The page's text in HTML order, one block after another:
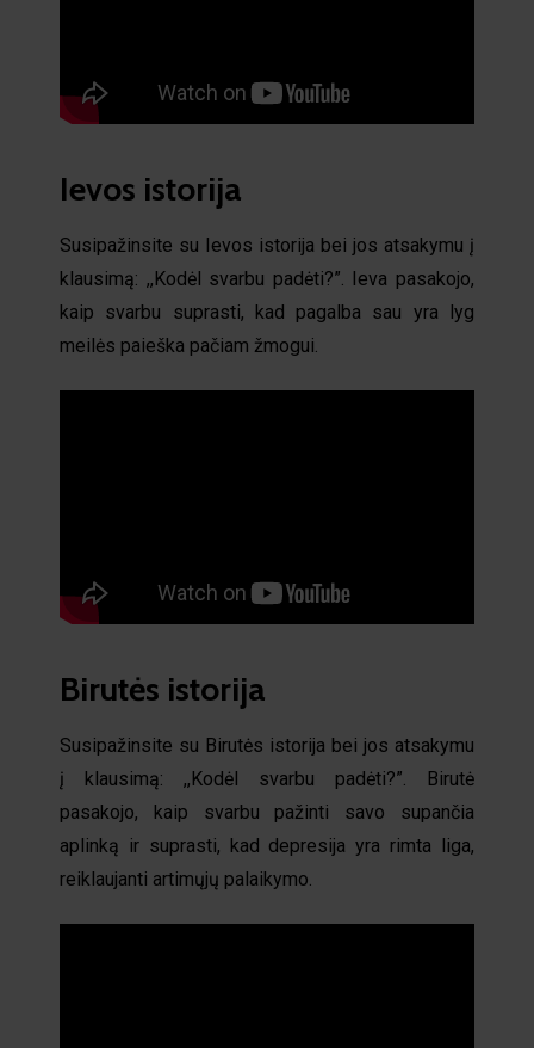
Ievos istorija
Susipažinsite su Ievos istorija bei jos atsakymu į
klausimą: ,,Kodėl svarbu padėti?”. Ieva pasakojo,
kaip svarbu suprasti, kad pagalba sau yra lyg
meilės paieška pačiam žmogui.
Birutės istorija
Susipažinsite su Birutės istorija bei jos atsakymu
į klausimą: ,,Kodėl svarbu padėti?”. Birutė
pasakojo, kaip svarbu pažinti savo supančia
aplinką ir suprasti, kad depresija yra rimta liga,
reiklaujanti artimųjų palaikymo.